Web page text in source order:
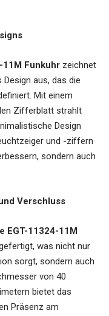
11M Funkuhr zeichnet
aus, das die
Mit einem
Zifferblatt strahlt
Design
und -ziffern
sondern auch
Verschluss
EGT-11324-11M
was nicht nur
sorgt, sondern auch
von 40
bietet das
Präsenz am